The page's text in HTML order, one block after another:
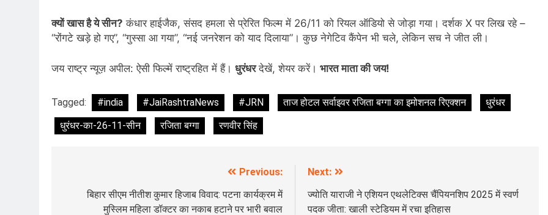
क्यों खास है ये सीन? कंधार हाईजैक, संसद हमला से प्रेरित फिल्म में 26/11 को रियल ऑडियो से जोड़ा गया। दर्शक X पर लिख रहे –
“रोंगटे खड़े हो गए”, “गुस्सा आ गया”, “नई जनरेशन को याद दिलाया”। कुछ नेगेटिव कैंपेन भी चले, लेकिन सच ने जीत ली।
जय राष्ट्र न्यूज़ अपील: ऐसी फिल्में राष्ट्रहित में हैं। धुरंधरदेखें, शेयर करें। भारत माता की जय!
Tagged: #india #JaiRashtraNews #JRN ताज होटल सर्वाइवर रजिता बग्गा का इमोशनल रिएक्शन
धुरंधर
धुरंधर-का-26-11-सीन
रजिता बग्गा रणवीर सिंह
navigation
Previous:
बिहार सीएम नीतीश कुमार हिजाब विवाद: पटना कार्यक्रम में
मुस्लिम महिला डॉक्टर का नकाब हटाने पर भारी बवाल
Next:
ज्योति याराजी ने एशियन एथलेटिक्स चैंपियनशिप 2025 में स्वर्ण
पदक जीता: खाली स्टेडियम में रचा इतिहास